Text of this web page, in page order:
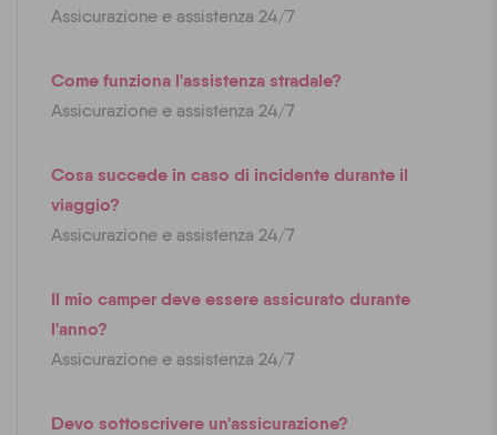
Assicurazione e assistenza 24/7
Come funziona l'assistenza stradale?
Assicurazione e assistenza 24/7
Cosa succede in caso di incidente durante il
viaggio?
Assicurazione e assistenza 24/7
Il mio camper deve essere assicurato durante
l'anno?
Assicurazione e assistenza 24/7
Devo sottoscrivere un'assicurazione?